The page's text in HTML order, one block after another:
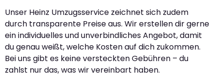
Unser Heinz Umzugsservice zeichnet sich zudem
durch transparente Preise aus. Wir erstellen dir gerne
ein individuelles und unverbindliches Angebot, damit
du genau weißt, welche Kosten auf dich zukommen.
Bei uns gibt es keine versteckten Gebühren – du
zahlst nur das, was wir vereinbart haben.